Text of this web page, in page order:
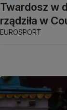
Twardosz w
rządziła w
EUROSPORT